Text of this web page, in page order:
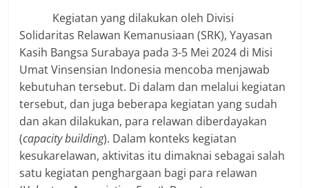
Kegiatan yang dilakukan oleh Divisi
Solidaritas Relawan Kemanusiaan (SRK), Yayasan
Kasih Bangsa Surabaya pada 3-5 Mei 2024 di Misi
Umat Vinsensian Indonesia mencoba menjawab
kebutuhan tersebut. Di dalam dan melalui kegiatan
tersebut, dan juga beberapa kegiatan yang sudah
dan akan dilakukan, para relawan diberdayakan
(capacity building). Dalam konteks kegiatan
kesukarelawan, aktivitas itu dimaknai sebagai salah
satu kegiatan penghargaan bagi para relawan